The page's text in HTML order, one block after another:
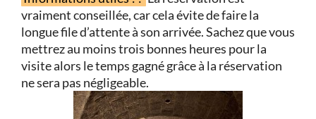
vraiment conseillée, car cela évite de faire la
longue file d’attente à son arrivée. Sachez que vous
mettrez au moins trois bonnes heures pour la
visite alors le temps gagné grâce à la réservation
ne sera pas négligeable.